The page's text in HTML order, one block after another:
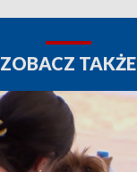
ZOBACZ TAKŻE